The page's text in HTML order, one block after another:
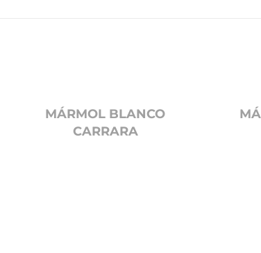
MÁRMOL BLANCO
CARRARA